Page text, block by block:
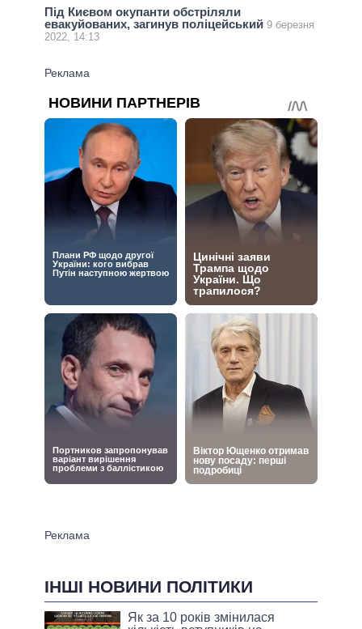
Під Києвом окупанти обстріляли
евакуйованих, загинув поліцейський 9 березня
2022, 14:13
ІНШІ НОВИНИ ПОЛІТИКИ
Як за 10 років змінилася